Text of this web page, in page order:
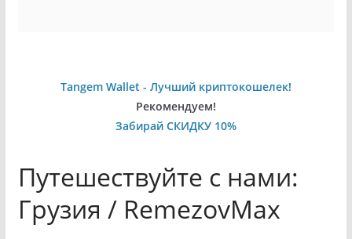
Tangem Wallet - Лучший криптокошелек!
Рекомендуем!
Забирай СКИДКУ 10%
Путешествуйте с нами:
Грузия / RemezovMax